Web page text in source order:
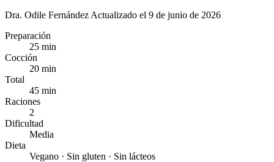
Dra. Odile Fernández Actualizado el 9 de junio de 2026
Preparación
25 min
Cocción
20 min
Total
45 min
Raciones
2
Dificultad
Media
Dieta
Vegano · Sin gluten · Sin lácteos